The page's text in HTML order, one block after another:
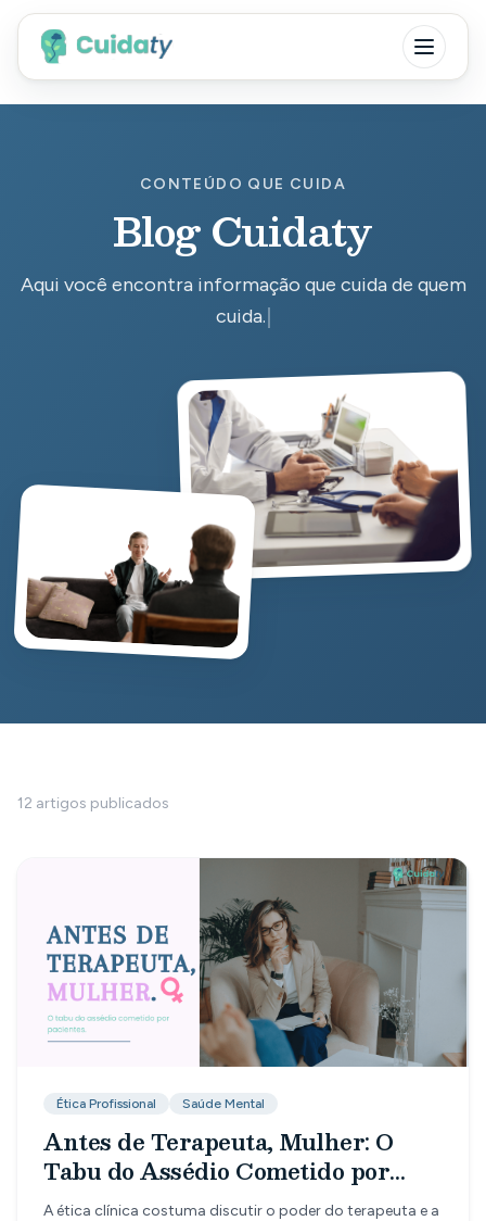
CONTEÚDO QUE CUIDA
Blog Cuidaty
Aqui você encontra informação que cuida de quem
Aqui você encontra informação que cuida de quem
cuida.
12 artigos publicados
Ética Profissional Saúde Mental
Antes de Terapeuta, Mulher: O
Tabu do Assédio Cometido por
Pacientes
A ética clínica costuma discutir o poder do terapeuta e a